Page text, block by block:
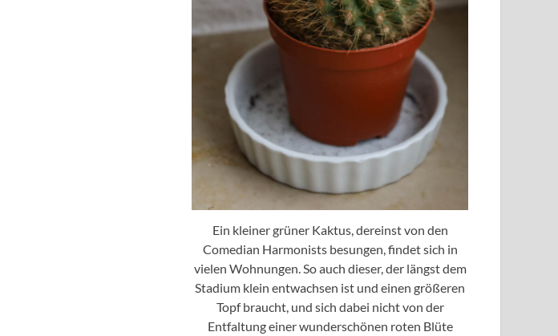
Ein kleiner grüner Kaktus, dereinst von den
Comedian Harmonists besungen, findet sich in
vielen Wohnungen. So auch dieser, der längst dem
Stadium klein entwachsen ist und einen größeren
Topf braucht, und sich dabei nicht von der
Entfaltung einer wunderschönen roten Blüte